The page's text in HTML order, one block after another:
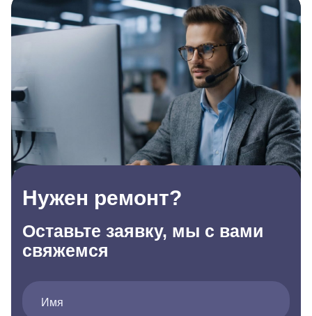
Нужен ремонт?
Оставьте заявку, мы с вами
свяжемся
Имя